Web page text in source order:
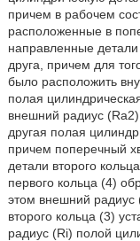
причем в рабочем
расположенные в
направленные
друга, причем для
было расположить
полая
внешний радиус
другая полая
причем поперечный
детали второго
первого кольца (4)
этом внешний радиус
второго кольца (3)
радиус (Ri) полой